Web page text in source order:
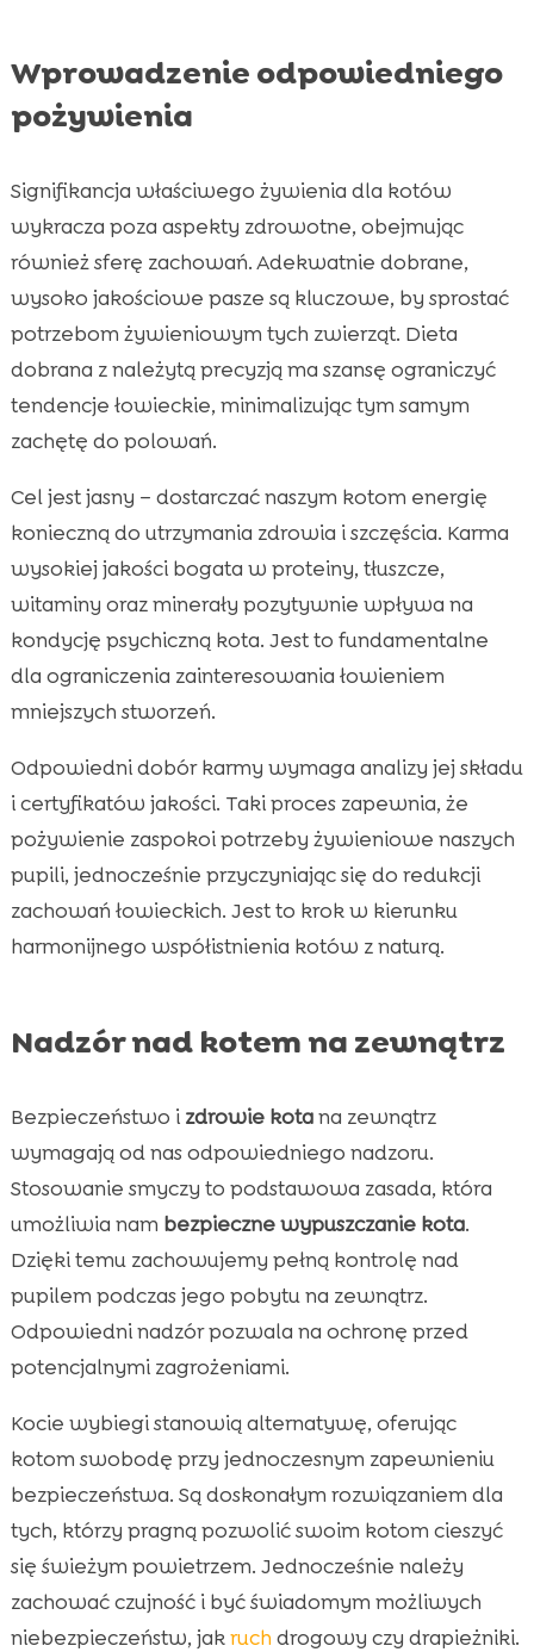
Wprowadzenie odpowiedniego
pożywienia
Signifikancja właściwego żywienia dla kotów
wykracza poza aspekty zdrowotne, obejmując
również sferę zachowań. Adekwatnie dobrane,
wysoko jakościowe pasze są kluczowe, by sprostać
potrzebom żywieniowym tych zwierząt. Dieta
dobrana z należytą precyzją ma szansę ograniczyć
tendencje łowieckie, minimalizując tym samym
zachętę do polowań.
Cel jest jasny – dostarczać naszym kotom energię
konieczną do utrzymania zdrowia i szczęścia. Karma
wysokiej jakości bogata w proteiny, tłuszcze,
witaminy oraz minerały pozytywnie wpływa na
kondycję psychiczną kota. Jest to fundamentalne
dla ograniczenia zainteresowania łowieniem
mniejszych stworzeń.
Odpowiedni dobór karmy wymaga analizy jej składu
i certyfikatów jakości. Taki proces zapewnia, że
pożywienie zaspokoi potrzeby żywieniowe naszych
pupili, jednocześnie przyczyniając się do redukcji
zachowań łowieckich. Jest to krok w kierunku
harmonijnego współistnienia kotów z naturą.
Nadzór nad kotem na zewnątrz
Bezpieczeństwo i zdrowie kotana zewnątrz
wymagają od nas odpowiedniego nadzoru.
Stosowanie smyczy to podstawowa zasada, która
umożliwia nam bezpieczne wypuszczanie kota.
Dzięki temu zachowujemy pełną kontrolę nad
pupilem podczas jego pobytu na zewnątrz.
Odpowiedni nadzór pozwala na ochronę przed
potencjalnymi zagrożeniami.
Kocie wybiegi stanowią alternatywę, oferując
kotom swobodę przy jednoczesnym zapewnieniu
bezpieczeństwa. Są doskonałym rozwiązaniem dla
tych, którzy pragną pozwolić swoim kotom cieszyć
się świeżym powietrzem. Jednocześnie należy
zachować czujność i być świadomym możliwych
niebezpieczeństw, jakruch drogowy czy drapieżniki.